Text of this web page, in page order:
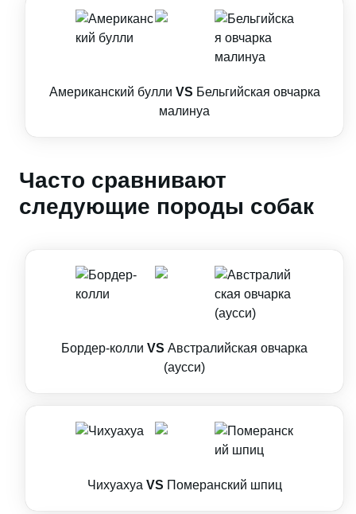
Американский булли VS Бельгийская овчарка
малинуа
Часто сравнивают
следующие породы собак
Бордер-колли VS Австралийская овчарка
(аусси)
Чихуахуа VS Померанский шпиц